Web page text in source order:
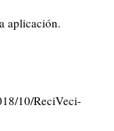
aplicación.
10/ReciVeci-